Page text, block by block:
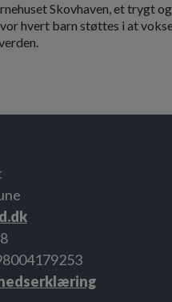
Skovhaven, et trygt og
hvert barn støttes i at